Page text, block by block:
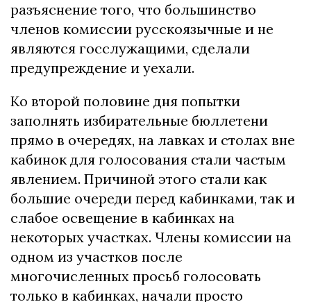
разъяснение того, что большинство
членов комиссии русскоязычные и не
являются госслужащими, сделали
предупреждение и уехали.
Ко второй половине дня попытки
заполнять избирательные бюллетени
прямо в очередях, на лавках и столах вне
кабинок для голосования стали частым
явлением. Причиной этого стали как
большие очереди перед кабинками, так и
слабое освещение в кабинках на
некоторых участках. Члены комиссии на
одном из участков после
многочисленных просьб голосовать
только в кабинках, начали просто